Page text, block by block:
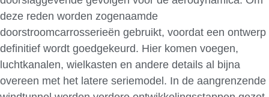
deze reden worden zogenaamde
doorstroomcarrosserieën gebruikt, voordat een ontwerp
definitief wordt goedgekeurd. Hier komen voegen,
luchtkanalen, wielkasten en andere details al bijna
overeen met het latere seriemodel. In de aangrenzende